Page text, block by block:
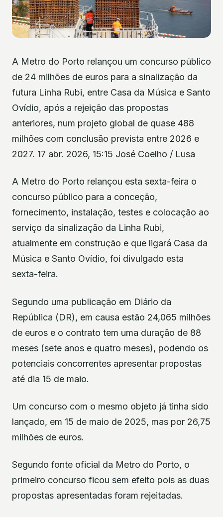
A Metro do Porto relançou um concurso público
de 24 milhões de euros para a sinalização da
futura Linha Rubi, entre Casa da Música e Santo
Ovídio, após a rejeição das propostas
anteriores, num projeto global de quase 488
milhões com conclusão prevista entre 2026 e
2027. 17 abr. 2026, 15:15 José Coelho / Lusa
A Metro do Porto relançou esta sexta-feira o
concurso público para a conceção,
fornecimento, instalação, testes e colocação ao
serviço da sinalização da Linha Rubi,
atualmente em construção e que ligará Casa da
Música e Santo Ovídio, foi divulgado esta
sexta-feira.
Segundo uma publicação em Diário da
República (DR), em causa estão 24,065 milhões
de euros e o contrato tem uma duração de 88
meses (sete anos e quatro meses), podendo os
potenciais concorrentes apresentar propostas
até dia 15 de maio.
Um concurso com o mesmo objeto já tinha sido
lançado, em 15 de maio de 2025, mas por 26,75
milhões de euros.
Segundo fonte oficial da Metro do Porto, o
primeiro concurso ficou sem efeito pois as duas
propostas apresentadas foram rejeitadas.